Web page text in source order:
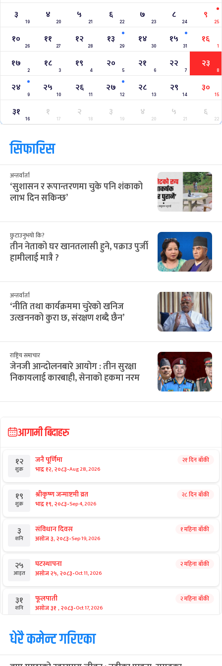
३
19
४
20
५
21
६
22
७
23
८
24
९
25
१०
26
११
27
१२
28
१३
29
१४
30
१५
31
१६
1
१७
2
१८
3
१९
4
२०
5
२१
6
२२
7
२३
8
२४
9
२५
10
२६
11
२७
12
२८
13
२९
14
३०
15
३१
16
१
17
२
18
३
19
४
20
५
21
६
22
सिफारिस
अन्तर्वार्ता
‘सुशासन र रूपान्तरणमा चुके पनि शंकाको
लाभ दिन सकिन्छ’
छुटाउनुभयो कि?
तीन नेताको घर खानतलासी हुने, पक्राउ पुर्जी
हामीलाई मात्रै ?
अन्तर्वार्ता
‘नीति तथा कार्यक्रममा चुरेको खनिज
उत्खननको कुरा छ, संरक्षण शब्दै छैन’
राष्ट्रिय समाचार
जेनजी आन्दोलनबारे आयोग : तीन सुरक्षा
निकायलाई कारबाही, सेनाको हकमा नरम
आगामी बिदाहरु
१२
शुक्र
जनै पूर्णिमा
भाद्र १२, २०८३-Aug 28, 2026
२१ दिन बाँकी
१९
शुक्र
श्रीकृष्ण जन्माष्टमी व्रत
भाद्र १९, २०८३-Sep 4, 2026
२८ दिन बाँकी
३
शनि
संविधान दिवस
असोज ३, २०८३-Sep 19, 2026
१ महिना बाँकी
२५
आइत
घटस्थापना
असोज २५, २०८३-Oct 11, 2026
२ महिना बाँकी
३१
शनि
फूलपाती
असोज ३१ , २०८३-Oct 17, 2026
२ महिना बाँकी
१
आइत
कार्तिक सङ्क्रान्ति
कार्तिक १, २०८३-Oct 18, 2026
धेरै कमेन्ट गरिएका